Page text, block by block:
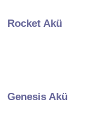
Rocket Akü
Genesis Akü